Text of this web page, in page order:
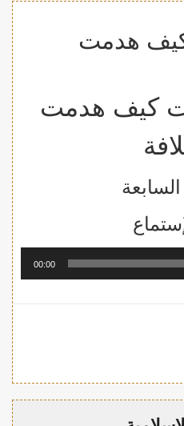
هدمت
كيف هدمت
السابعة
إستماع
00:00